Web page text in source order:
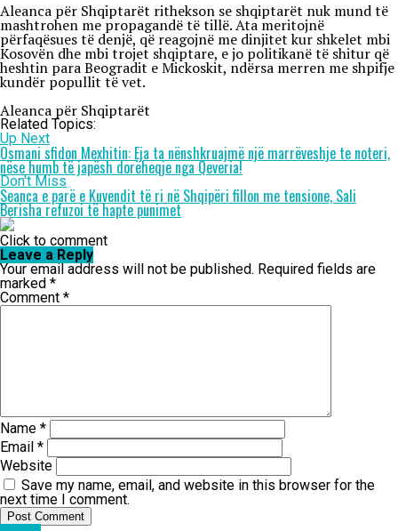
Aleanca për Shqiptarët rithekson se shqiptarët nuk mund të
mashtrohen me propagandë të tillë. Ata meritojnë
përfaqësues të denjë, që reagojnë me dinjitet kur shkelet mbi
Kosovën dhe mbi trojet shqiptare, e jo politikanë të shitur që
heshtin para Beogradit e Mickoskit, ndërsa merren me shpifje
kundër popullit të vet.
Aleanca për Shqiptarët
Related Topics:
Up Next
Osmani sfidon Mexhitin: Eja ta nënshkruajmë një marrëveshje te noteri,
nëse humb të japësh dorëheqje nga Qeveria!
Don't Miss
Seanca e parë e Kuvendit të ri në Shqipëri fillon me tensione, Sali
Berisha refuzoi të hapte punimet
Click to comment
Leave a Reply
Your email address will not be published. Required fields are
marked *
Comment *
Name *
Email *
Website
Save my name, email, and website in this browser for the
next time I comment.